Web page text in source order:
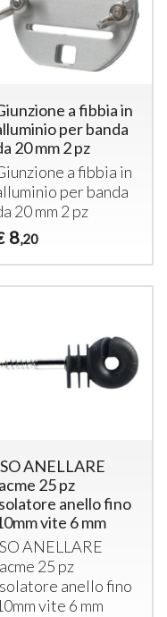
a fibbia in
per banda
20 mm 2 pz
a fibbia in
per banda
20 mm 2 pz
8,20
ANELLARE
25 pz
anello fino
vite 6 mm
ANELLARE
25 pz
anello fino
vite 6 mm